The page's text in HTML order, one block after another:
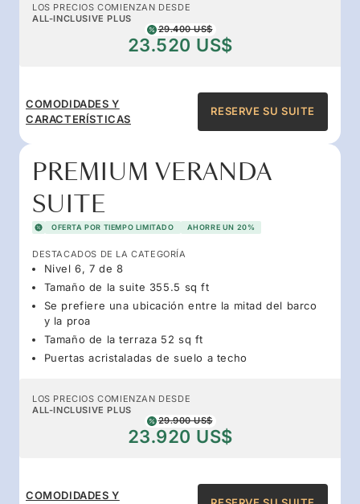
LOS PRECIOS COMIENZAN DESDE
ALL-INCLUSIVE PLUS
29.400 US$
23.520 US$
COMODIDADES Y
CARACTERÍSTICAS
RESERVE SU SUITE
PREMIUM VERANDA
SUITE
OFERTA POR TIEMPO LIMITADO AHORRE UN 20%
DESTACADOS DE LA CATEGORÍA
Nivel 6, 7 de 8
Tamaño de la suite 355.5 sq ft
Se prefiere una ubicación entre la mitad del barco
y la proa
Tamaño de la terraza 52 sq ft
Puertas acristaladas de suelo a techo
LOS PRECIOS COMIENZAN DESDE
ALL-INCLUSIVE PLUS
29.900 US$
23.920 US$
COMODIDADES Y